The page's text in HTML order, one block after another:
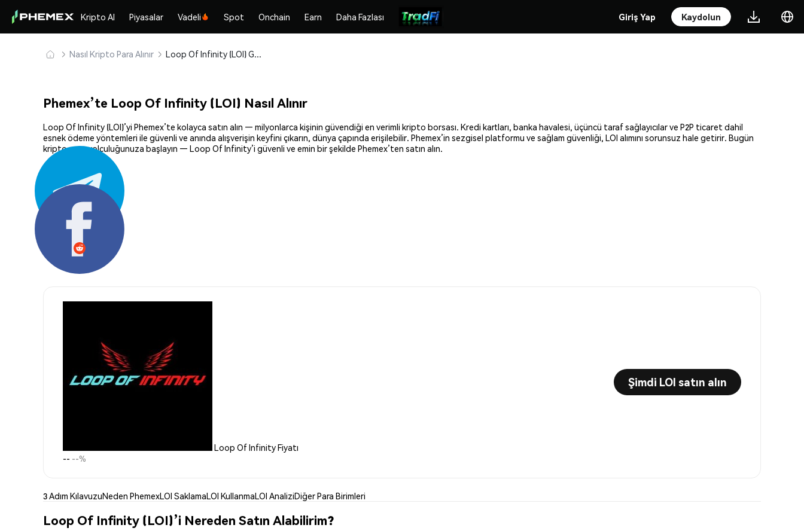
Kripto Al Piyasalar Vadeli Spot Onchain Earn Daha Fazlası Giriş Yap Kaydolun
Nasıl Kripto Para Alınır Loop Of Infinity (LOI) Güvenle Satın Alın ve Saklayın
Phemex’te Loop Of Infinity (LOI) Nasıl Alınır
Loop Of Infinity (LOI)’yi Phemex’te kolayca satın alın — milyonlarca kişinin güvendiği en verimli kripto borsası. Kredi kartları, banka havalesi, üçüncü taraf sağlayıcılar ve P2P ticaret dahil
esnek ödeme yöntemleri ile güvenli ve anında alışverişin keyfini çıkarın, dünya çapında erişilebilir. Phemex’in sezgisel platformu ve sağlam güvenliği, LOI alımını sorunsuz hale getirir. Bugün
kripto para yolculuğunuza başlayın — Loop Of Infinity’i güvenli ve emin bir şekilde Phemex’ten satın alın.
Loop Of Infinity Fiyatı
-- --%
Şimdi LOI satın alın
3 Adım KılavuzuNeden PhemexLOI SaklamaLOI KullanmaLOI AnaliziDiğer Para Birimleri
Loop Of Infinity (LOI)’i Nereden Satın Alabilirim?